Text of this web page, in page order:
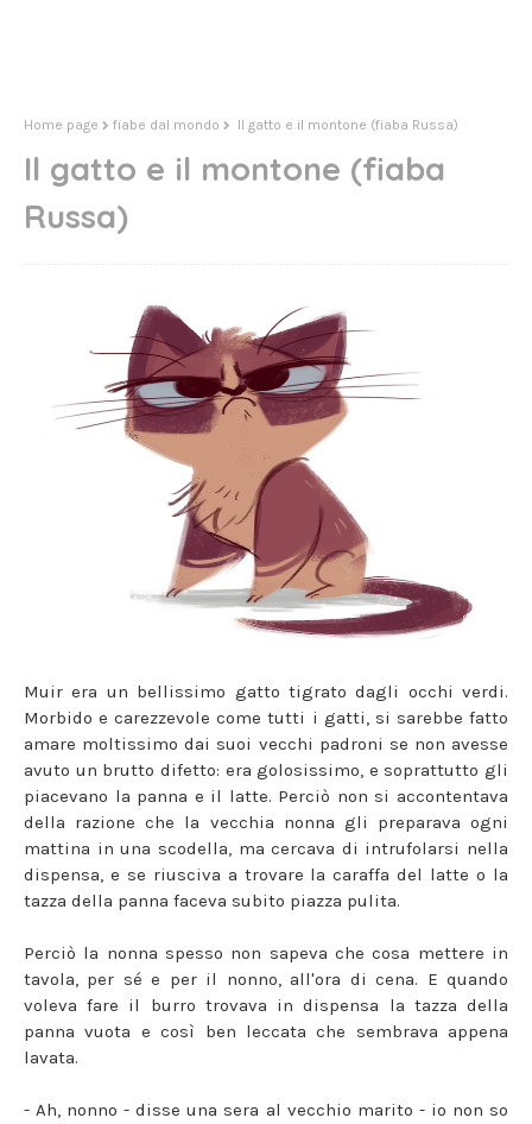
Home page fiabe dal mondo Il gatto e il montone (fiaba Russa)
Il gatto e il montone (fiaba
Russa)
Muir era un bellissimo gatto tigrato dagli occhi verdi.
Morbido e carezzevole come tutti i gatti, si sarebbe fatto
amare moltissimo dai suoi vecchi padroni se non avesse
avuto un brutto difetto: era golosissimo, e soprattutto gli
piacevano la panna e il latte. Perciò non si accontentava
della razione che la vecchia nonna gli preparava ogni
mattina in una scodella, ma cercava di intrufolarsi nella
dispensa, e se riusciva a trovare la caraffa del latte o la
tazza della panna faceva subito piazza pulita.
Perciò la nonna spesso non sapeva che cosa mettere in
tavola, per sé e per il nonno, all'ora di cena. E quando
voleva fare il burro trovava in dispensa la tazza della
panna vuota e così ben leccata che sembrava appena
lavata.
- Ah, nonno - disse una sera al vecchio marito - io non so